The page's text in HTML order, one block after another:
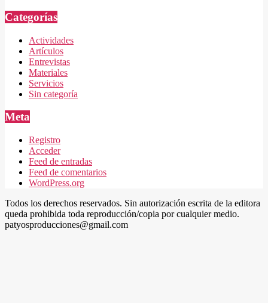
Categorías
Actividades
Artículos
Entrevistas
Materiales
Servicios
Sin categoría
Meta
Registro
Acceder
Feed de entradas
Feed de comentarios
WordPress.org
Todos los derechos reservados. Sin autorización escrita de la editora
queda prohibida toda reproducción/copia por cualquier medio.
patyosproducciones@gmail.com